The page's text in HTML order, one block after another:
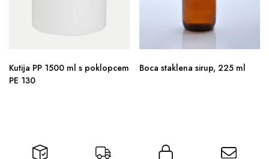
Kutija PP 1500 ml s poklopcem
PE 130
Boca staklena sirup, 225 ml